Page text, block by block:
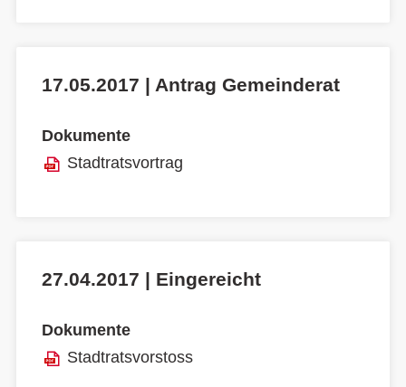
17.05.2017 | Antrag Gemeinderat
Dokumente
Stadtratsvortrag
27.04.2017 | Eingereicht
Dokumente
Stadtratsvorstoss